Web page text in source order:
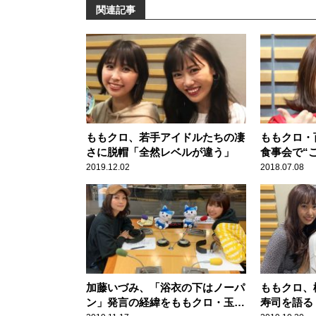
関連記事
ももクロ、若手アイドルたちの凄
さに脱帽「全然レベルが違う」
2019.12.02
ももクロ
食事会で“
発揮
2018.07.08
加藤いづみ、「浴衣の下はノーパ
ン」発言の経緯をももクロ・玉井
ももクロ
寿司を語る